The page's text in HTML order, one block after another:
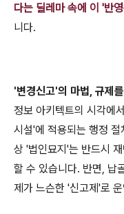
다는 딜레마 속에 이 '반
니다.
'변경신고'의 마법, 규제
정보 아키텍트의 시각에
시설'에 적용되는 행정
상 '법인묘지'는 반드시
할 수 있습니다. 반면, 납
제가 느슨한 '신고제'로